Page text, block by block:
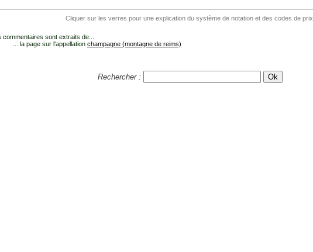
Cliquer sur les verres pour une explication du système de notation et des codes de prix.
commentaires sont extraits de...
... la page sur l'appellation champagne (montagne de reims)
Rechercher :